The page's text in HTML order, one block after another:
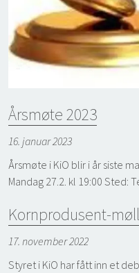
Årsmøte 2023
16. januar 2023
Årsmøte i KiO blir i år siste
Mandag 27.2. kl 19:00 Sted:
Kornprodusent-
17. november 2022
Styret i KiO har fått inn et